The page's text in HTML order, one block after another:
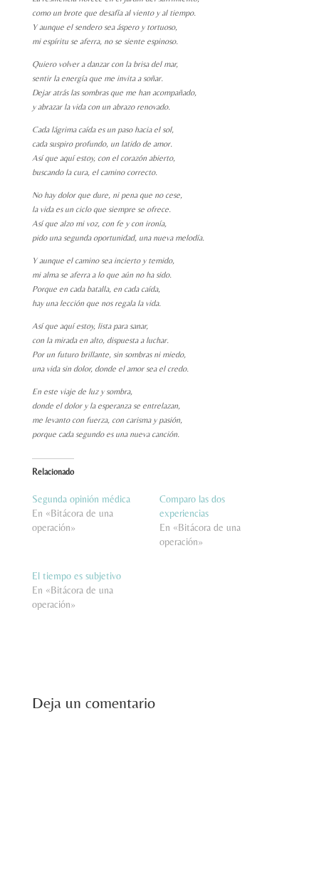
como un brote que desafía al viento y al tiempo.
Y aunque el sendero sea áspero y tortuoso,
mi espíritu se aferra, no se siente espinoso.
Quiero volver a danzar con la brisa del mar,
sentir la energía que me invita a soñar.
Dejar atrás las sombras que me han acompañado,
y abrazar la vida con un abrazo renovado.
Cada lágrima caída es un paso hacia el sol,
cada suspiro profundo, un latido de amor.
Así que aquí estoy, con el corazón abierto,
buscando la cura, el camino correcto.
No hay dolor que dure, ni pena que no cese,
la vida es un ciclo que siempre se ofrece.
Así que alzo mi voz, con fe y con ironía,
pido una segunda oportunidad, una nueva melodía.
Y aunque el camino sea incierto y temido,
mi alma se aferra a lo que aún no ha sido.
Porque en cada batalla, en cada caída,
hay una lección que nos regala la vida.
Así que aquí estoy, lista para sanar,
con la mirada en alto, dispuesta a luchar.
Por un futuro brillante, sin sombras ni miedo,
una vida sin dolor, donde el amor sea el credo.
En este viaje de luz y sombra,
donde el dolor y la esperanza se entrelazan,
me levanto con fuerza, con carisma y pasión,
porque cada segundo es una nueva canción.
Relacionado
Segunda opinión médica
En «Bitácora de una
operación»
Comparo las dos
experiencias
En «Bitácora de una
operación»
El tiempo es subjetivo
En «Bitácora de una
operación»
Deja un comentario